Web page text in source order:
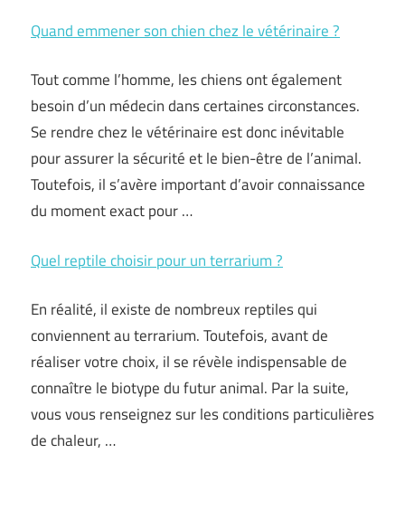
Quand emmener son chien chez le vétérinaire ?
Tout comme l’homme, les chiens ont également
besoin d’un médecin dans certaines circonstances.
Se rendre chez le vétérinaire est donc inévitable
pour assurer la sécurité et le bien-être de l’animal.
Toutefois, il s’avère important d’avoir connaissance
du moment exact pour …
Quel reptile choisir pour un terrarium ?
En réalité, il existe de nombreux reptiles qui
conviennent au terrarium. Toutefois, avant de
réaliser votre choix, il se révèle indispensable de
connaître le biotype du futur animal. Par la suite,
vous vous renseignez sur les conditions particulières
de chaleur, …